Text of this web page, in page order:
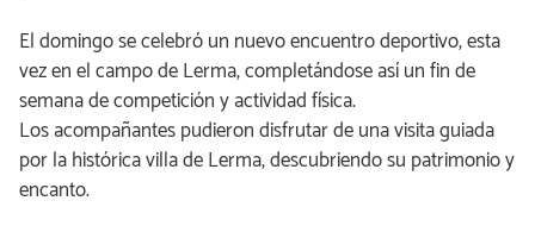
El domingo se celebró un nuevo encuentro deportivo, esta
vez en el campo de Lerma, completándose así un fin de
semana de competición y actividad física.
Los acompañantes pudieron disfrutar de una visita guiada
por la histórica villa de Lerma, descubriendo su patrimonio y
encanto.